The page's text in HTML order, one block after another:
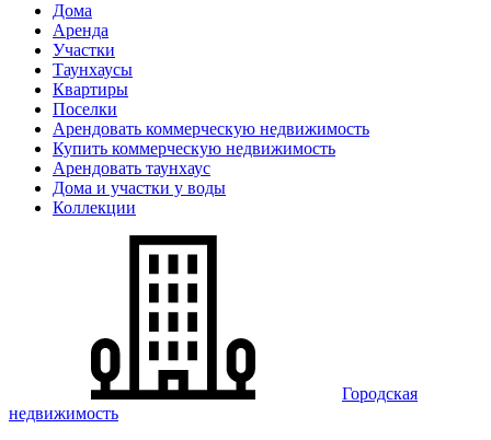
Дома
Аренда
Участки
Таунхаусы
Квартиры
Поселки
Арендовать коммерческую недвижимость
Купить коммерческую недвижимость
Арендовать таунхаус
Дома и участки у воды
Коллекции
Городская
недвижимость